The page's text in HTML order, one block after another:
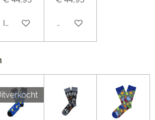
In winkelwagenUitverkocht